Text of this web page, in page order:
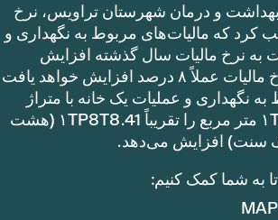
بهداشت و درمان شهرستان تراویس، نرخ
کرد که مالیات‌های مربوط به نگهداری و
به نرخ مالیات سال گذشته افزایش
می‌دهد. این نرخ مالیات عملاً ۸ درصد افزایش خواهد یافت
نگهداری و عملیات یک خانه با متراژ
۱TP8T100,000 متر مربع را تقریباً ۱TP8T8.41 (هشت
سنت) افزایش می‌دهد.
به شما کمک کنیم: